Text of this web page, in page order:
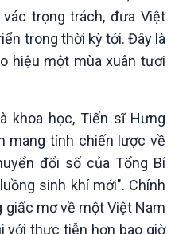
trọng trách, đưa Việt
trong thời kỳ tới. Đây là
hiệu một mùa xuân tươi
khoa học, Tiến sĩ Hưng
mang tính chiến lược về
đổi số của Tổng Bí
sinh khí mới". Chính
giấc mơ về một Việt Nam
với thực tiễn hơn bao giờ